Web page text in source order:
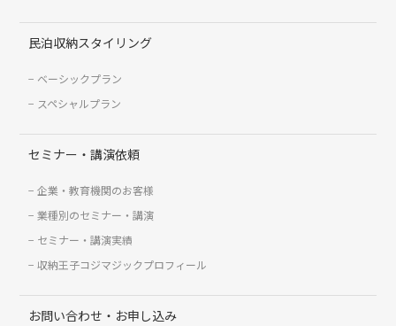
民泊収納スタイリング
ベーシックプラン
スペシャルプラン
セミナー・講演依頼
企業・教育機関のお客様
業種別のセミナー・講演
セミナー・講演実績
収納王子コジマジックプロフィール
お問い合わせ・お申し込み